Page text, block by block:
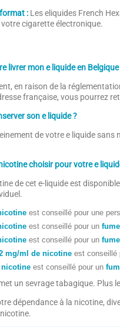
: Les eliquides French
cigarette électronique.
livrer mon e liquide en Belgique
en raison de la
française, vous pourrez
son e liquide ?
de votre e liquide sans
choisir pour votre e
de cet e-liquide est
est conseillé pour une
est conseillé pour un
est conseillé pour un
mg/ml de nicotine est conseillé
est conseillé pour un
un sevrage tabagique. Plus
dépendance à la nicotine,